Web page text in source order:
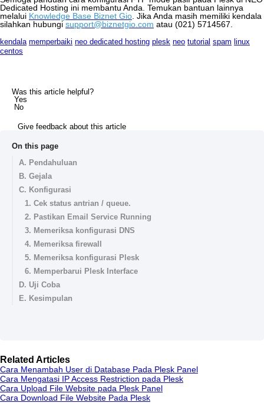
Dedicated Hosting ini membantu Anda Temukan bantuan lainnya
melalui Knowledge Base Biznet Gio Jika Anda masih memiliki kendala
silahkan hubungi support@biznetgio com atau (021) 5714567
kendala memperbaiki neo dedicated hosting plesk neo tutorial spam linux
centos
Was this article helpful?
Yes
No
Give feedback about this article
On this page
A. Pendahuluan
B. Gejala
C. Konfigurasi
1. Cek status antrian / queue.
2. Pastikan Email Service Running
3. Memeriksa konfigurasi DNS
4. Memeriksa firewall
5. Memeriksa konfigurasi Plesk
6. Memperbarui Plesk Interface
D. Uji Coba
E. Kesimpulan
Related Articles
Cara Menambah User di Database Pada Plesk Panel
Cara Mengatasi IP Access Restriction pada Plesk
Cara Upload File Website pada Plesk Panel
Cara Download File Website Pada Plesk